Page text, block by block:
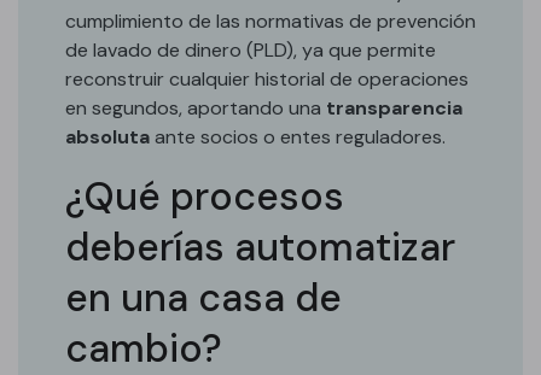
cumplimiento de las normativas de prevención
de lavado de dinero (PLD), ya que permite
reconstruir cualquier historial de operaciones
en segundos, aportando una transparencia
absolutaante socios o entes reguladores.
¿Qué procesos
deberías automatizar
en una casa de
cambio?